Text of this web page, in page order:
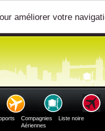
améliorer votre
Compagnies
Aériennes
Liste noire